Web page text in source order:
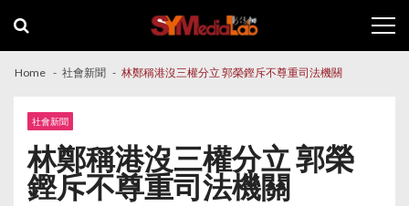
navigation
content
Home 社會新聞 林鄭稱港沒三權分立 郭榮鏗斥不尊重司法機關
社會新聞
林鄭稱港沒三權分立 郭榮
鏗斥不尊重司法機關